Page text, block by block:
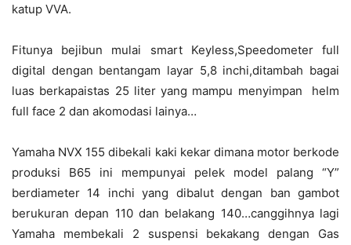
katup VVA.
Fitunya bejibun mulai smart Keyless,Speedometer full
digital dengan bentangam layar 5,8 inchi,ditambah bagai
luas berkapaistas 25 liter yang mampu menyimpan helm
full face 2 dan akomodasi lainya…
Yamaha NVX 155 dibekali kaki kekar dimana motor berkode
produksi B65 ini mempunyai pelek model palang “Y”
berdiameter 14 inchi yang dibalut dengan ban gambot
berukuran depan 110 dan belakang 140…canggihnya lagi
Yamaha membekali 2 suspensi bekakang dengan Gas